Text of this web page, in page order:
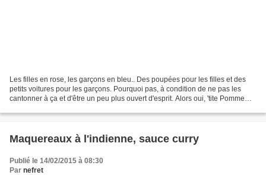
Les filles en rose, les garçons en bleu.. Des poupées pour les filles et des
petits voitures pour les garçons. Pourquoi pas, à condition de ne pas les
cantonner à ça et d'être un peu plus ouvert d'esprit. Alors oui, 'tite Pomme
Maquereaux à l'indienne, sauce curry
Publié le 14/02/2015 à 08:30
Par nefret